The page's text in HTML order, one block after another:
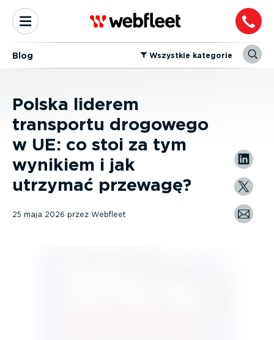
Blog ⁠Wszystkie kategorie
Polska liderem
transportu drogowego
w UE: co stoi za tym
wynikiem i jak
utrzymać przewagę?
25 maja 2026 przez Webfleet